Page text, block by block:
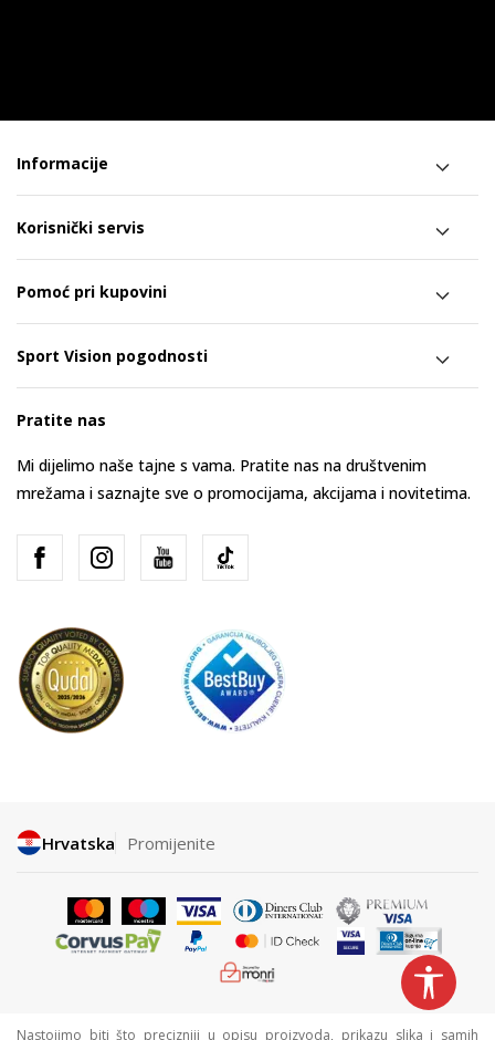
Informacije
Korisnički servis
Pomoć pri kupovini
Sport Vision pogodnosti
Pratite nas
Mi dijelimo naše tajne s vama. Pratite nas na društvenim
mrežama i saznajte sve o promocijama, akcijama i novitetima.
Hrvatska Promijenite
Nastojimo biti što precizniji u opisu proizvoda, prikazu slika i samih